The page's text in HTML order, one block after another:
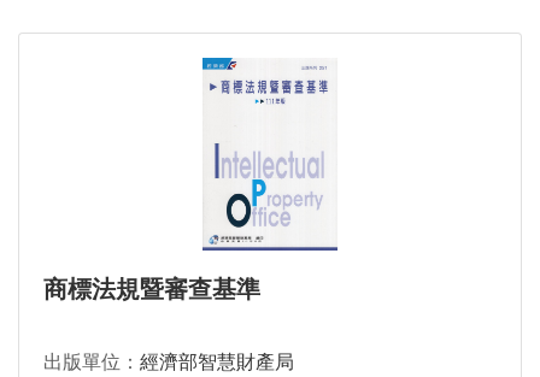
商標法規暨審查基準
出版單位： 經濟部智慧財產局